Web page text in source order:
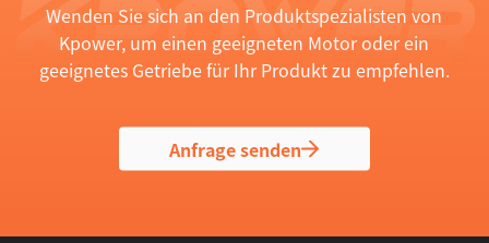
Wenden Sie sich an den Produktspezialisten von
Kpower, um einen geeigneten Motor oder ein
geeignetes Getriebe für Ihr Produkt zu empfehlen.
Anfrage senden